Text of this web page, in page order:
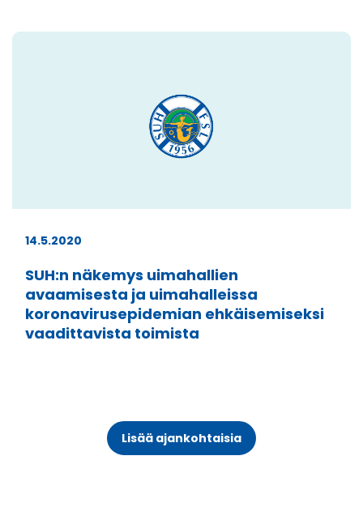
14.5.2020
SUH:n näkemys uimahallien
avaamisesta ja uimahalleissa
koronavirusepidemian ehkäisemiseksi
vaadittavista toimista
Lisää ajankohtaisia